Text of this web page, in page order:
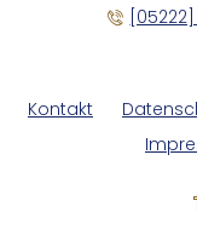
Kontakt